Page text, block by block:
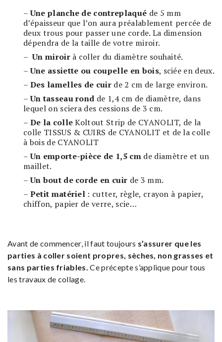
–Une planche de contreplaqué de 5 mm
d’épaisseur que l’on aura préalablement percée de
deux trous pour passer une corde. La dimension
dépendra de la taille de votre miroir.
– Un miroirà coller du diamètre souhaité.
–Une assiette ou coupelle en bois, sciée en deux.
– Des lamelles de cuir de 2 cm de large environ.
–Un tasseau rond de 1,4 cm de diamètre, dans
lequel on sciera des cessions de 3 cm.
– De la colleKoltout Strip de CYANOLIT, de la
colle TISSUS & CUIRS de CYANOLIT et de la colle
à bois de CYANOLIT
–Un emporte-pièce de 1,5 cmde diamètre et un
maillet.
–Un bout de corde en cuir de 3 mm.
– Petit matériel : cutter, règle, crayon à papier,
chiffon, papier de verre, scie…
Avant de commencer, il faut toujours s’assurer que les
parties à coller soient propres, sèches, non grasses et
sans parties friables.Ce précepte s’applique pour tous
les travaux de collage.